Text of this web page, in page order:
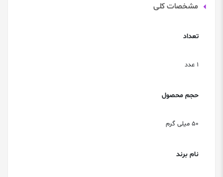
مشخصات کلی
تعداد
1 عدد
حجم محصول
50 میلی گرم
نام برند